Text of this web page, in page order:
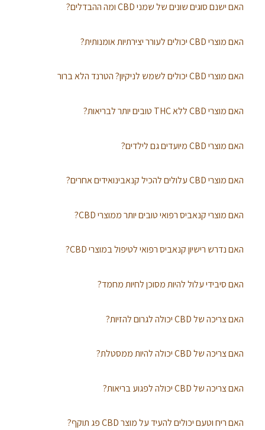
האם ישנם סוגים שונים של שמני CBD ומה ההבדלים?
האם מוצרי CBD יכולים לעורר יצירתיות אומנותית?
האם מוצרי CBD יכולים לשמש לניקיון? הטרנד הלא ברור
האם מוצרי CBD ללא THC טובים יותר לבריאות?
האם מוצרי CBD מיועדים גם לילדים?
האם מוצרי CBD עלולים להכיל קנאבינואידים אחרים?
האם מוצרי קנאביס רפואי טובים יותר ממוצרי CBD?
האם נדרש רישיון קנאביס רפואי לטיפול במוצרי CBD?
האם סיבידי עלול להיות מסוכן לחיות מחמד?
האם צריכה של CBD יכולה לגרום להזיות?
האם צריכה של CBD יכולה להיות ממסטלת?
האם צריכה של CBD יכולה לפגוע בריאות?
האם ריח וטעם יכולים להעיד על מוצר CBD פג תוקף?